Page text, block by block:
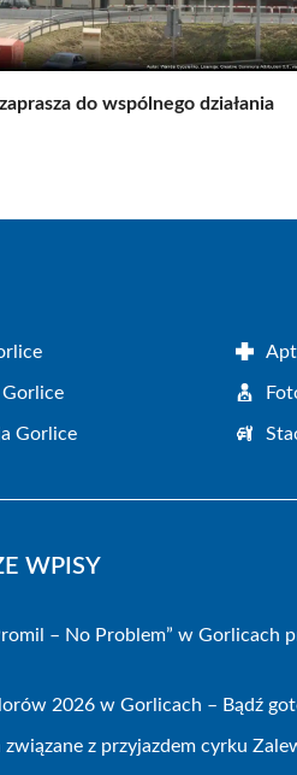
do wspólnego działania
Gorlice
WPISY
– No Problem” w Gorlicach
2026 w Gorlicach – Bądź
z przyjazdem cyrku